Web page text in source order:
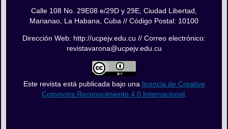
Calle 108 No. 29E08 e/29D y 29E, Ciudad Libertad,
Marianao, La Habana, Cuba // Código Postal: 10100
Dirección Web: http://ucpejv.edu.cu // Correo electrónico:
revistavarona@ucpejv.edu.cu
Este revista está publicada bajo una licencia de Creative
Commons Reconocimiento 4.0 Internacional